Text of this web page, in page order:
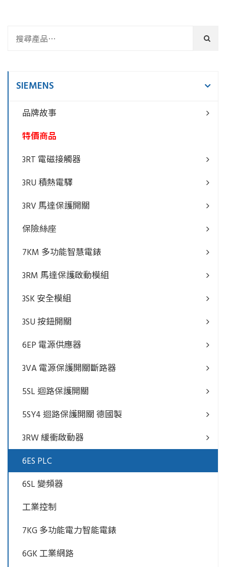
SIEMENS
品牌故事
特價商品
3RT 電磁接觸器
3RU 積熱電驛
3RV 馬達保護開關
保險絲座
7KM 多功能智慧電錶
3RM 馬達保護啟動模組
3SK 安全模組
3SU 按鈕開關
6EP 電源供應器
3VA 電源保護開關斷路器
5SL 迴路保護開關
5SY4 迴路保護開關 德國製
3RW 緩衝啟動器
6ES PLC
6SL 變頻器
工業控制
7KG 多功能電力智能電錶
6GK 工業網路